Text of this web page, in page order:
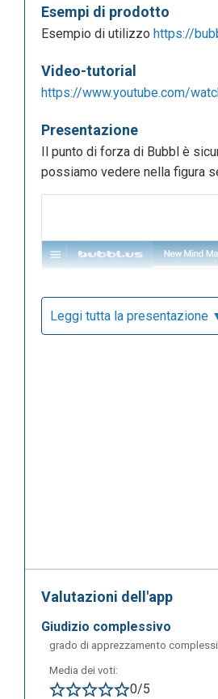
Esempi di prodotto
Esempio di utilizzo https://
Video-tutorial
https://www.youtube.com/
Presentazione
Il punto di forza di Bubbl è
possiamo vedere nella figura
Cliccando su “Start Here” è
oppure altri nodi di partenza
sopra la scritta “start here”
Leggi tutta la presentazione
Valutazioni dell'app
giudizio complessivo
grado di apprezzamento
Media dei voti:
0/5